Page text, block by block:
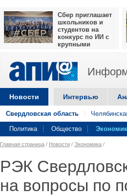
Сбер приглашает
школьников и
студентов на
конкурс по ИИ с
крупными
Новости Интервью
Свердловская область
Политика Общество
Главная страница / Новости / Экономика /
РЭК
на вопросы по